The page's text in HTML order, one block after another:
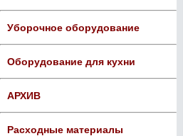
Уборочное оборудование
Оборудование для кухни
АРХИВ
Расходные материалы